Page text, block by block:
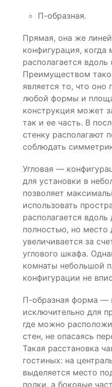
П-образная.
Прямая, она же
конфигурация, когда
располагается
Преимуществом
является то, что
любой формы и
конструкция может
так и ее часть. В
стенку располагают
соблюдать
Угловая —
для установки в
позволяет
использовать
располагается
полностью, но место
увеличивается за
углового шкафа.
комнаты небольшой
конфигурации не
П-образная форма —
исключительно для
где можно
стен, не опасаясь
Такая расстановка
гостиных: на
выделяется место
полки, а боковые